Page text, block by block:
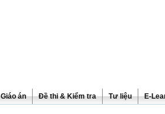
Giáo án Đề thi & Kiểm tra Tư liệu E-